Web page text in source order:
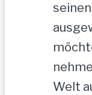
Welt